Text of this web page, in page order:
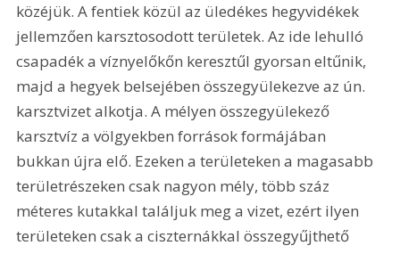
közéjük. A fentiek közül az üledékes hegyvidékek
jellemzően karsztosodott területek. Az ide lehulló
csapadék a víznyelőkőn keresztűl gyorsan eltűnik,
majd a hegyek belsejében összegyülekezve az ún.
karsztvizet alkotja. A mélyen összegyülekező
karsztvíz a völgyekben források formájában
bukkan újra elő. Ezeken a területeken a magasabb
területrészeken csak nagyon mély, több száz
méteres kutakkal találjuk meg a vizet, ezért ilyen
területeken csak a ciszternákkal összegyűjthető